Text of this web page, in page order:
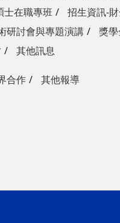
士在職專班
招生資訊-
研討會與專題演講
獎
其他訊息
合作 其他報導